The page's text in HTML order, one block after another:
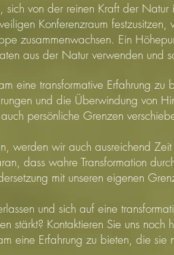
von der reinen Kraft der Natur
Konferenzraum
zusammenwachsen. Ein
aus der Natur verwenden und
eine transformative Erfahrung
und die Überwindung von
persönliche Grenzen
werden wir auch ausreichend Zeit
dass wahre Transformation
mit unseren eigenen
und sich auf eine
stärkt? Kontaktieren Sie uns
eine Erfahrung zu bieten, die sie